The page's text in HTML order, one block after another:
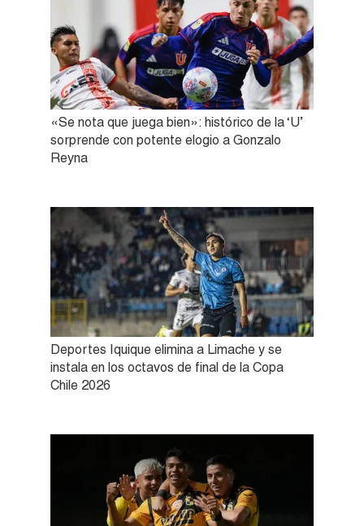
«Se nota que juega bien»: histórico de la ‘U’
sorprende con potente elogio a Gonzalo
Reyna
Deportes Iquique elimina a Limache y se
instala en los octavos de final de la Copa
Chile 2026